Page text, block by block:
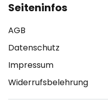
Seiteninfos
AGB
Datenschutz
Impressum
Widerrufsbelehrung